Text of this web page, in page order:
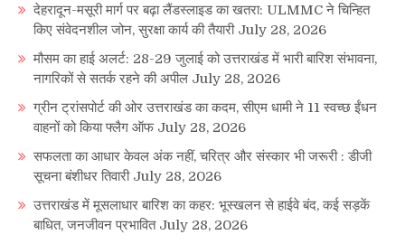
देहरादून-मसूरी मार्ग पर बढ़ा लैंडस्लाइड का खतरा: ULMMC ने चिन्हित
किए संवेदनशील जोन, सुरक्षा कार्य की तैयारी July 28, 2026
मौसम का हाई अलर्ट: 28-29 जुलाई को उत्तराखंड में भारी बारिश संभावना,
नागरिकों से सतर्क रहने की अपील July 28, 2026
ग्रीन ट्रांसपोर्ट की ओर उत्तराखंड का कदम, सीएम धामी ने 11 स्वच्छ ईंधन
वाहनों को किया फ्लैग ऑफ July 28, 2026
सफलता का आधार केवल अंक नहीं, चरित्र और संस्कार भी जरूरी : डीजी
सूचना बंशीधर तिवारी July 28, 2026
उत्तराखंड में मूसलाधार बारिश का कहर: भूस्खलन से हाईवे बंद, कई सड़कें
बाधित, जनजीवन प्रभावित July 28, 2026